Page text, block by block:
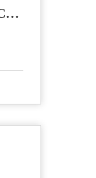
天然脂肪醇-C6醇